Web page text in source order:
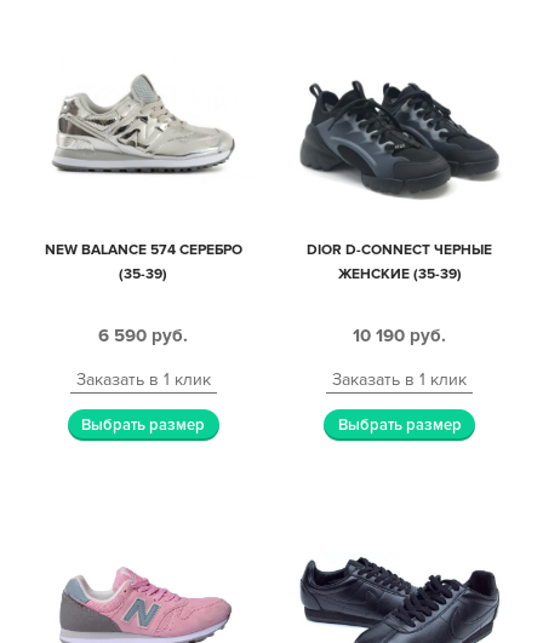
NEW BALANCE 574 СЕРЕБРО
(35-39)
6 590 руб.
Заказать в 1 клик
Выбрать размер
DIOR D-CONNECT ЧЕРНЫЕ
ЖЕНСКИЕ (35-39)
10 190 руб.
Заказать в 1 клик
Выбрать размер